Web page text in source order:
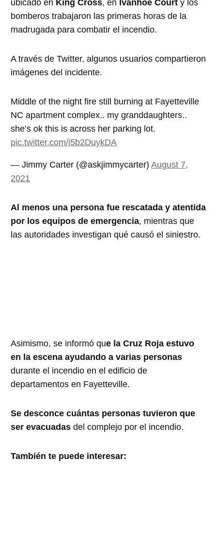
ubicado en King Cross, en Ivanhoe Courty los
bomberos trabajaron las primeras horas de la
madrugada para combatir el incendio.
A través de Twitter, algunos usuarios compartieron
imágenes del incidente.
Middle of the night fire still burning at Fayetteville
NC apartment complex.. my granddaughters..
she’s ok this is across her parking lot.
pic.twitter.com/i5b2DuykDA
— Jimmy Carter (@askjimmycarter)August 7,
2021
Al menos una persona fue rescatada y atentida
por los equipos de emergencia, mientras que
las autoridades investigan qué causó el siniestro.
Asimismo, se informó que la Cruz Roja estuvo
en la escena ayudando a varias personas
durante el incendio en el edificio de
departamentos en Fayetteville.
Se desconce cuántas personas tuvieron que
ser evacuadas del complejo por el incendio.
También te puede interesar: